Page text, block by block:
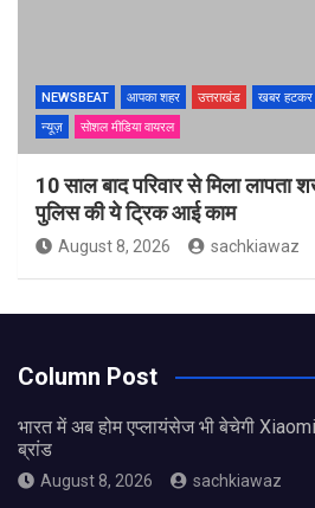
NEWSBEAT आपका शहर उत्तराखंड खबर हटकर
न्यूज़
सोशल मीडिया वायरल
10 साल बाद परिवार से मिला लापता
पुलिस की ये ट्रिक आई काम
August 8, 2026 sachkiawaz
Column Post
भारत में अब होम एप्लायंसेज भी बेचेगी
ब्रांड
August 8, 2026 sachkiawaz